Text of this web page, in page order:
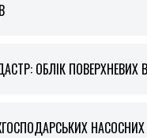
ОБЛІК ПОВЕРХНЕВИХ